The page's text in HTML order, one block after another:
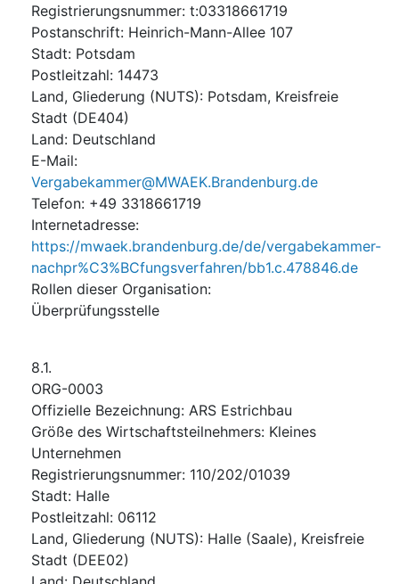
Registrierungsnummer: t:03318661719
Postanschrift: Heinrich-Mann-Allee 107
Stadt: Potsdam
Postleitzahl: 14473
Land, Gliederung (NUTS): Potsdam, Kreisfreie
Stadt (DE404)
Land: Deutschland
E-Mail:
Vergabekammer@MWAEK.Brandenburg.de
Telefon: +49 3318661719
Internetadresse:
https://mwaek.brandenburg.de/de/vergabekammer-
nachpr%C3%BCfungsverfahren/bb1.c.478846.de
Rollen dieser Organisation:
Überprüfungsstelle
8.1.
ORG-0003
Offizielle Bezeichnung: ARS Estrichbau
Größe des Wirtschaftsteilnehmers: Kleines
Unternehmen
Registrierungsnummer: 110/202/01039
Stadt: Halle
Postleitzahl: 06112
Land, Gliederung (NUTS): Halle (Saale), Kreisfreie
Stadt (DEE02)